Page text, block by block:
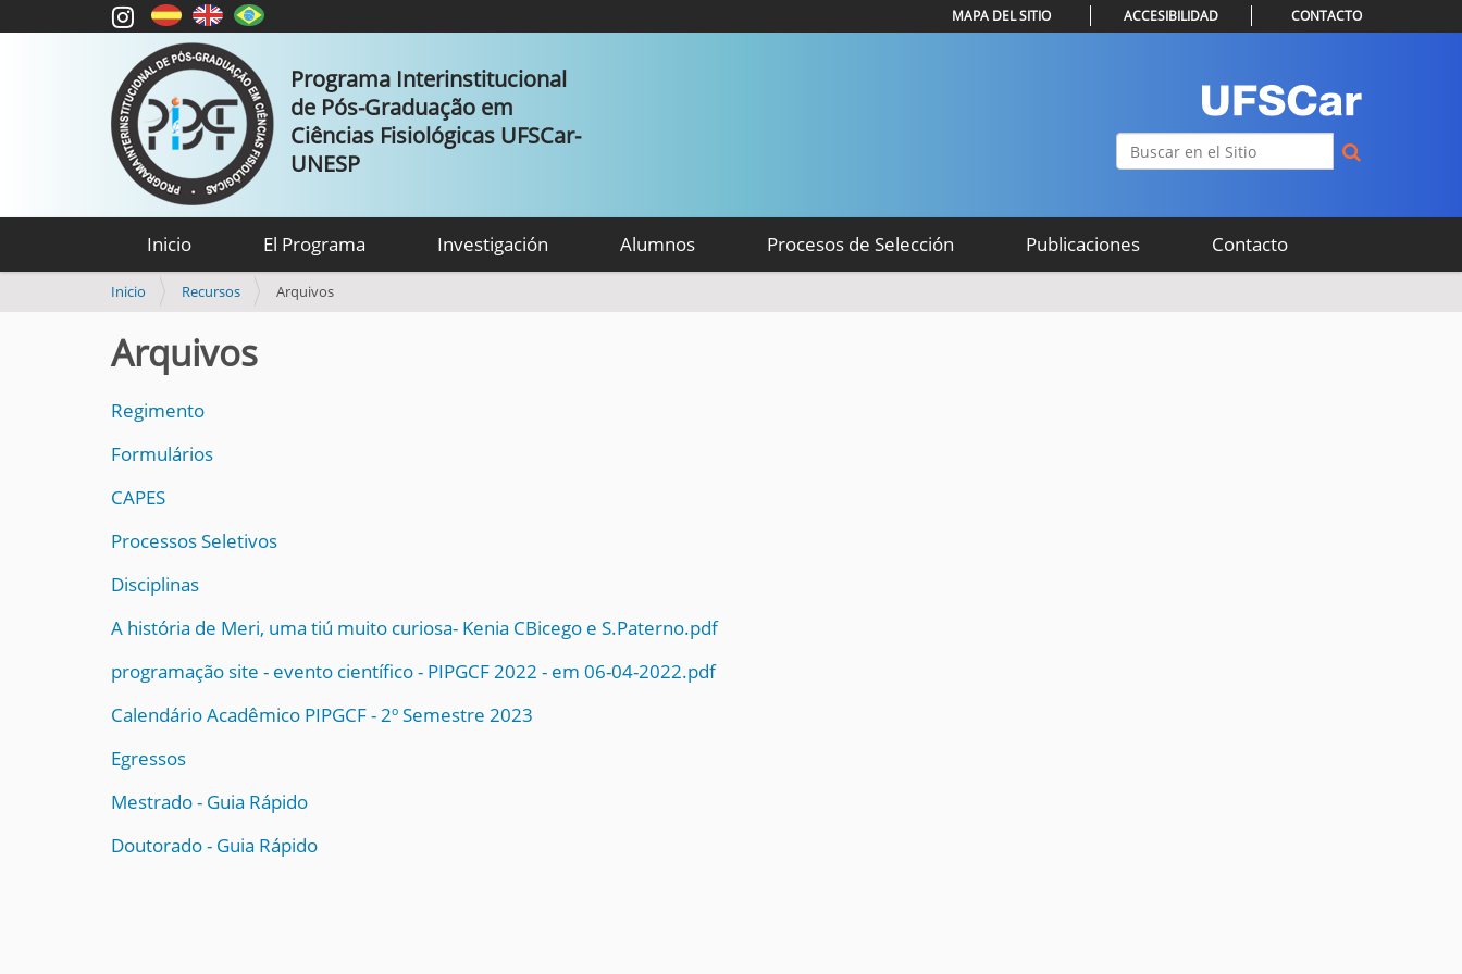
Programa Interinstitucional
de Pós-Graduação em
Ciências Fisiológicas UFSCar-
UNESP
Buscar
MAPA DEL SITIO ACCESIBILIDAD CONTACTO
Inicio El Programa Investigación Alumnos Procesos de Selección Publicaciones Contacto
U
e
e
t
a
u
:
Inicio Recursos Arquivos
Arquivos
Regimento
Formulários
CAPES
Processos Seletivos
Disciplinas
A história de Meri, uma tiú muito curiosa- Kenia CBicego e S.Paterno.pdf
programação site - evento científico - PIPGCF 2022 - em 06-04-2022.pdf
Calendário Acadêmico PIPGCF - 2º Semestre 2023
Egressos
Mestrado - Guia Rápido
Doutorado - Guia Rápido